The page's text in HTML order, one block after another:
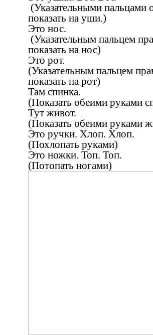
(Указательными пальцами
показать на уши.)
Это нос.
(Указательным пальцем
показать на нос)
Это рот.
(Указательным пальцем
показать на рот)
Там спинка.
(Показать обеими руками
Тут живот.
(Показать обеими руками
Это ручки. Хлоп. Хлоп.
(Похлопать руками)
Это ножки. Топ. Топ.
(Потопать ногами)